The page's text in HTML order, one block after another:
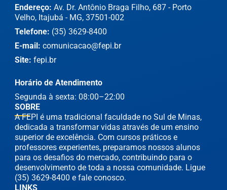
SOBRE
A FEPI é uma tradicional faculdade no Sul de Minas,
dedicada a transformar vidas através de um ensino
superior de excelência. Com cursos práticos e
professores experientes, preparamos nossos alunos
para os desafios do mercado, contribuindo para o
desenvolvimento de toda a nossa comunidade. Ligue
(35) 3629-8400 e fale conosco.
LINKS
Endereço: Av. Dr. Antônio Braga Filho, 687 - Porto
Velho, Itajubá - MG, 37501-002
Telefone: (35) 3629-8400
E-mail: comunicacao@fepi.br
Site: fepi.br
Horário de Atendimento
Segunda à sexta: 08:00–22:00